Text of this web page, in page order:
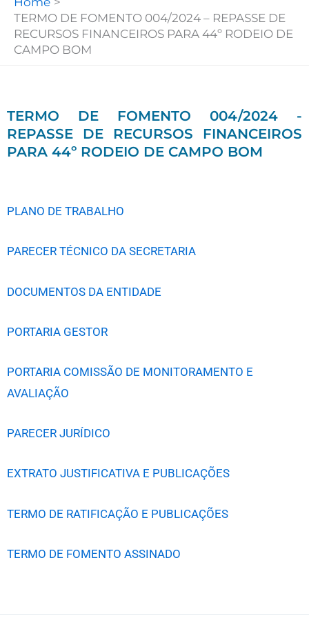
TERMO DE FOMENTO 004/2024 – REPASSE DE
RECURSOS FINANCEIROS PARA 44º RODEIO DE
CAMPO BOM
TERMO DE FOMENTO 004/2024 -
REPASSE DE RECURSOS FINANCEIROS
PARA 44º RODEIO DE CAMPO BOM
PLANO DE TRABALHO
PARECER TÉCNICO DA SECRETARIA
DOCUMENTOS DA ENTIDADE
PORTARIA GESTOR
PORTARIA COMISSÃO DE MONITORAMENTO E
AVALIAÇÃO
PARECER JURÍDICO
EXTRATO JUSTIFICATIVA E PUBLICAÇÕES
TERMO DE RATIFICAÇÃO E PUBLICAÇÕES
TERMO DE FOMENTO ASSINADO